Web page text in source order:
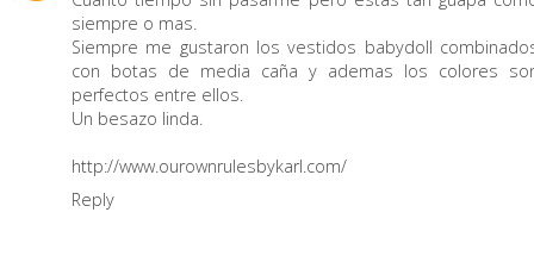
siempre o mas.
Siempre me gustaron los vestidos babydoll
con botas de media caña y ademas los colores
perfectos entre ellos.
Un besazo linda.
http://www.ourownrulesbykarl.com/
Reply